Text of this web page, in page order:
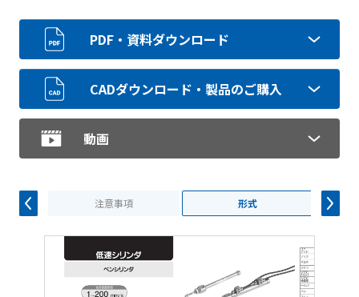
PDF・資料ダウンロード
CADダウンロード・製品のご購入
動画
注意事項 形式